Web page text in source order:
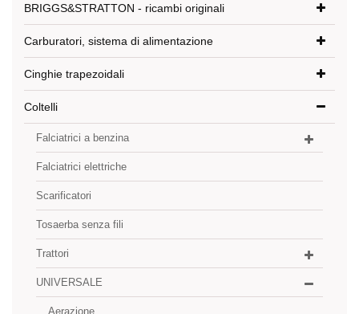
BRIGGS&STRATTON - ricambi originali
Carburatori, sistema di alimentazione
Cinghie trapezoidali
Coltelli
Falciatrici a benzina
Falciatrici elettriche
Scarificatori
Tosaerba senza fili
Trattori
UNIVERSALE
Aerazione